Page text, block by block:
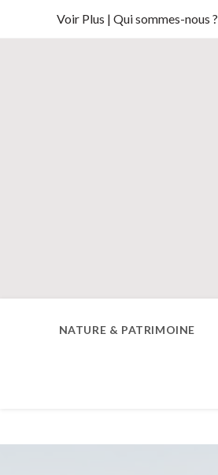
Voir Plus | Qui sommes-nous ?
NATURE & PATRIMOINE